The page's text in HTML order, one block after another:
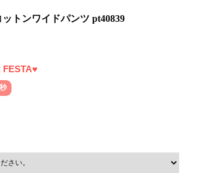
トンワイドパンツ pt40839
FESTA♥